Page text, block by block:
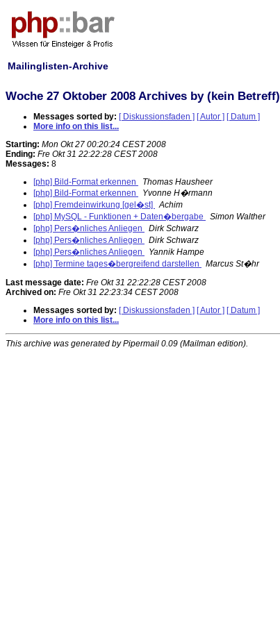
Mailinglisten-Archive
Woche 27 Oktober 2008 Archives by (kein Betreff)
Messages sorted by: [ Diskussionsfaden ] [ Autor ] [ Datum ]
More info on this list...
Starting: Mon Okt 27 00:20:24 CEST 2008
Ending: Fre Okt 31 22:22:28 CEST 2008
Messages: 8
[php] Bild-Format erkennen
Thomas Hausheer
[php] Bild-Format erkennen
Yvonne H�rmann
[php] Fremdeinwirkung [gel�st]
Achim
[php] MySQL - Funktionen + Daten�bergabe
Simon Walther
[php] Pers�nliches Anliegen
Dirk Schwarz
[php] Pers�nliches Anliegen
Dirk Schwarz
[php] Pers�nliches Anliegen
Yannik Hampe
[php] Termine tages�bergreifend darstellen
Marcus St�hr
Last message date: Fre Okt 31 22:22:28 CEST 2008
Archived on: Fre Okt 31 22:23:34 CEST 2008
Messages sorted by: [ Diskussionsfaden ] [ Autor ] [ Datum ]
More info on this list...
This archive was generated by Pipermail 0.09 (Mailman edition).